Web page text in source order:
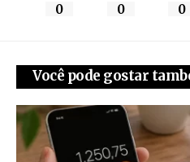
0 0 0
Você pode gostar